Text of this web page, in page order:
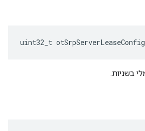
uint32_t otSrpServerLeaseConfig